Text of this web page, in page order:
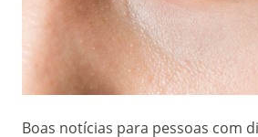
Boas notícias para pessoas com